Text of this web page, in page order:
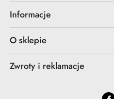
Informacje
O sklepie
Zwroty i reklamacje